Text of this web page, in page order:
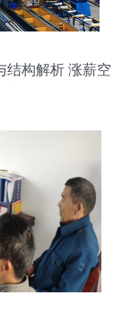
结构解析 涨薪空